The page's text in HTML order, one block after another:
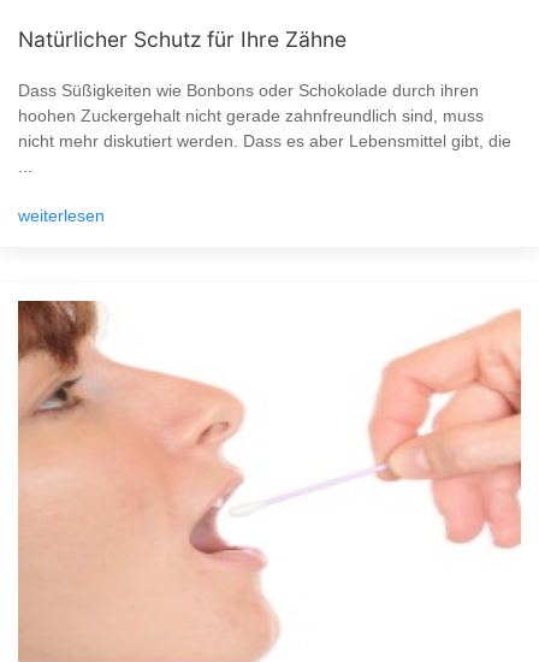
Natürlicher Schutz für Ihre Zähne
Dass Süßigkeiten wie Bonbons oder Schokolade durch ihren
hoohen Zuckergehalt nicht gerade zahnfreundlich sind, muss
nicht mehr diskutiert werden. Dass es aber Lebensmittel gibt, die
...
weiterlesen